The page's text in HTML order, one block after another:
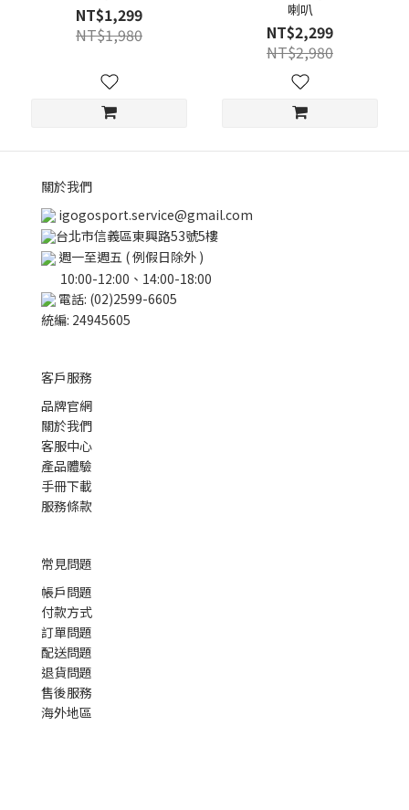
NT$1,299
NT$1,980
喇叭
NT$2,299
NT$2,980
關於我們
igogosport.service@gmail.com
台北市信義區東興路53號5樓
週一至週五 ( 例假日除外 )
10:00-12:00、14:00-18:00
電話: (02)2599-6605
統編: 24945605
客戶服務
品牌官網
關於我們
客服中心
產品體驗
手冊下載
服務條款
常見問題
帳戶問題
付款方式
訂單問題
配送問題
退貨問題
售後服務
海外地區